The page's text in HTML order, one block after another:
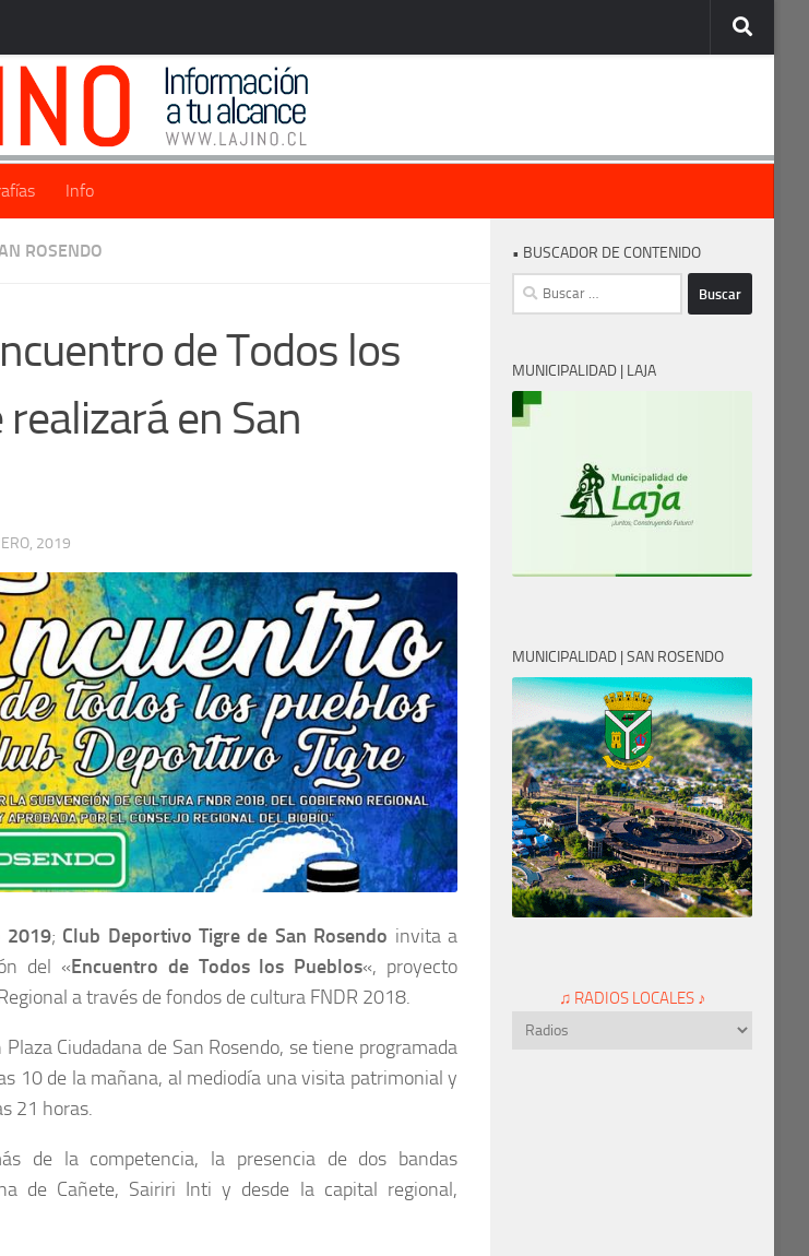
Info
ROSENDO
de Todos los
en San
2019
2019; Club Deportivo Tigre de San Rosendo invita a
del «Encuentro de Todos los Pueblos«, proyecto
a través de fondos de cultura FNDR 2018.
Ciudadana de San Rosendo, se tiene programada
10 de la mañana, al mediodía una visita patrimonial y
21 horas.
de la competencia, la presencia de dos bandas
de Cañete, Sairiri Inti y desde la capital regional,
• BUSCADOR DE CONTENIDO
Buscar:
MUNICIPALIDAD | LAJA
MUNICIPALIDAD | SAN ROSENDO
♫ RADIOS LOCALES ♪